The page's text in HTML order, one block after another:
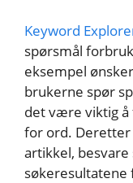
Keyword
spørsmål
eksempel
brukerne spør
det være viktig å
for ord. Deretter
artikkel,